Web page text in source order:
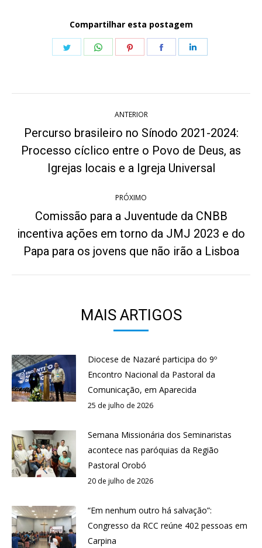
Compartilhar esta postagem
Share
Share
Share
Share
de
post:
ANTERIOR
Post
anterior:
Percurso brasileiro no Sínodo 2021-2024:
Processo cíclico entre o Povo de Deus, as
Igrejas locais e a Igreja Universal
PRÓXIMO
Próximo
post:
Comissão para a Juventude da CNBB
incentiva ações em torno da JMJ 2023 e do
Papa para os jovens que não irão a Lisboa
MAIS ARTIGOS
Diocese de Nazaré participa do 9º
Encontro Nacional da Pastoral da
Comunicação, em Aparecida
25 de julho de 2026
Semana Missionária dos Seminaristas
acontece nas paróquias da Região
Pastoral Orobó
20 de julho de 2026
“Em nenhum outro há salvação”:
Congresso da RCC reúne 402 pessoas em
Carpina